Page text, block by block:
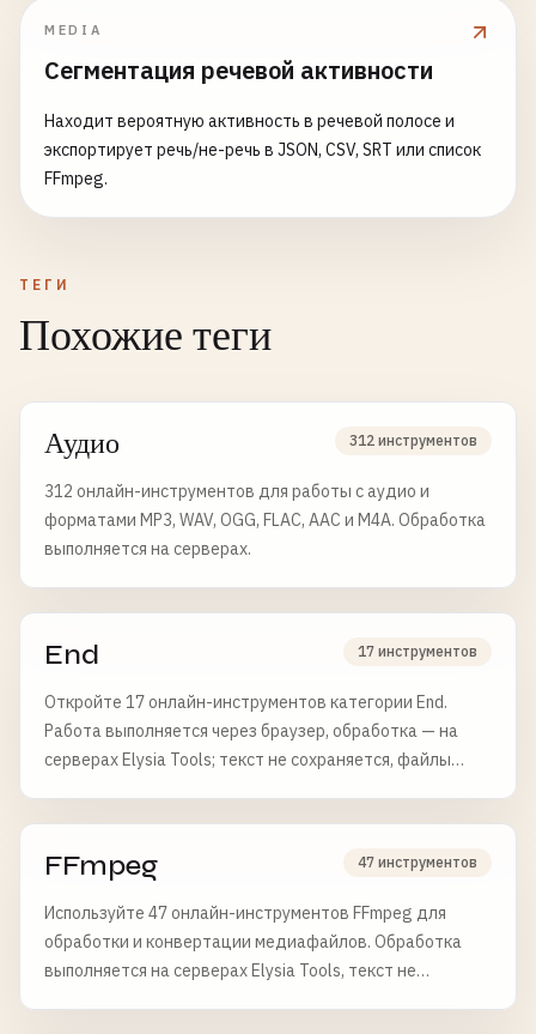
MEDIA
Сегментация речевой активности
Находит вероятную активность в речевой полосе и
экспортирует речь/не-речь в JSON, CSV, SRT или список
FFmpeg.
ТЕГИ
Похожие теги
Аудио 312 инструментов
312 онлайн-инструментов для работы с аудио и
форматами MP3, WAV, OGG, FLAC, AAC и M4A. Обработка
выполняется на серверах.
End 17 инструментов
Откройте 17 онлайн-инструментов категории End.
Работа выполняется через браузер, обработка — на
серверах Elysia Tools; текст не сохраняется, файлы
FFmpeg 47 инструментов
Используйте 47 онлайн-инструментов FFmpeg для
обработки и конвертации медиафайлов. Обработка
выполняется на серверах Elysia Tools, текст не